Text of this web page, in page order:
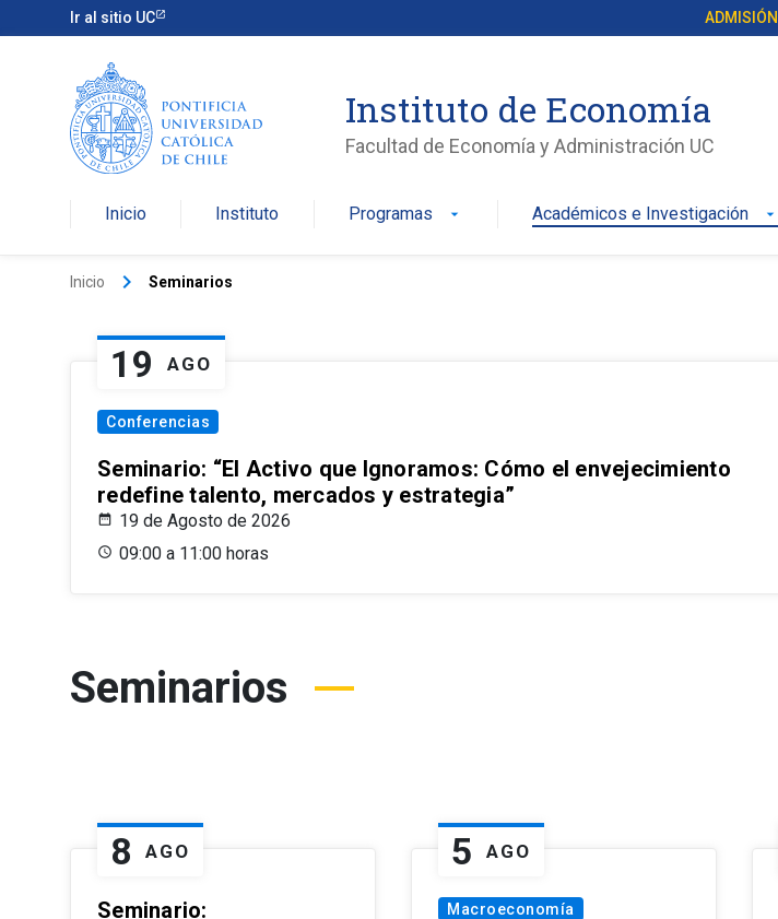
Ir al sitio UC ADMISIÓN
Instituto de Economía
Facultad de Economía y Administración UC
Inicio Instituto Programas arrow_drop_down Académicos e Investigación arrow_drop_down
Inicio keyboard_arrow_right Seminarios
19 AGO
Conferencias
Seminario: “El Activo que Ignoramos: Cómo el envejecimiento
redefine talento, mercados y estrategia”
19 de Agosto de 2026
09:00 a 11:00 horas
Seminarios
8 AGO
Seminario:
5 AGO
Macroeconomía